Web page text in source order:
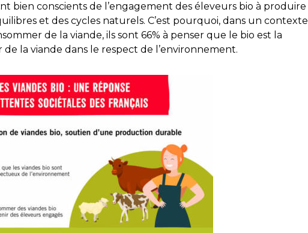
bien conscients de l’engagement des éleveurs bio à produire
et des cycles naturels. C’est pourquoi, dans un contexte
de la viande, ils sont 66% à penser que le bio est la
la viande dans le respect de l’environnement.